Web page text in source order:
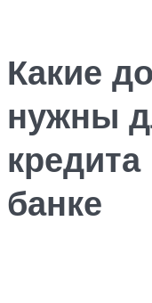
Какие
нужны
банке